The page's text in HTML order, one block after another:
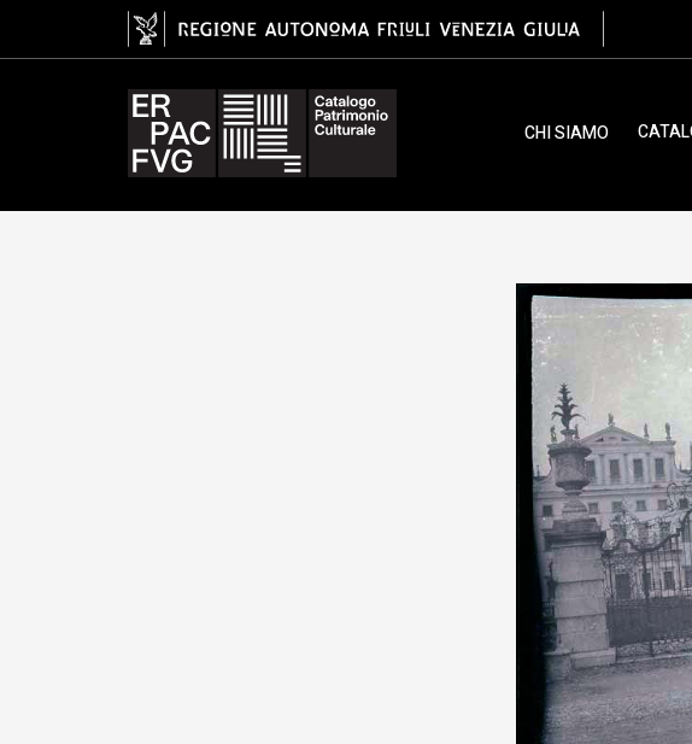
gelatina bromuro d'argento/ pellicola
CHI SIAMO